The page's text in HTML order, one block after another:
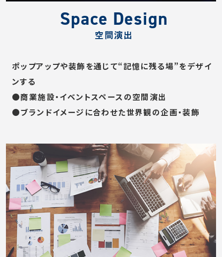
Space Design
空間演出
ポップアップや装飾を通じて“記憶に残る場”をデザイ
ンする
●商業施設・イベントスペースの空間演出
●ブランドイメージに合わせた世界観の企画・装飾